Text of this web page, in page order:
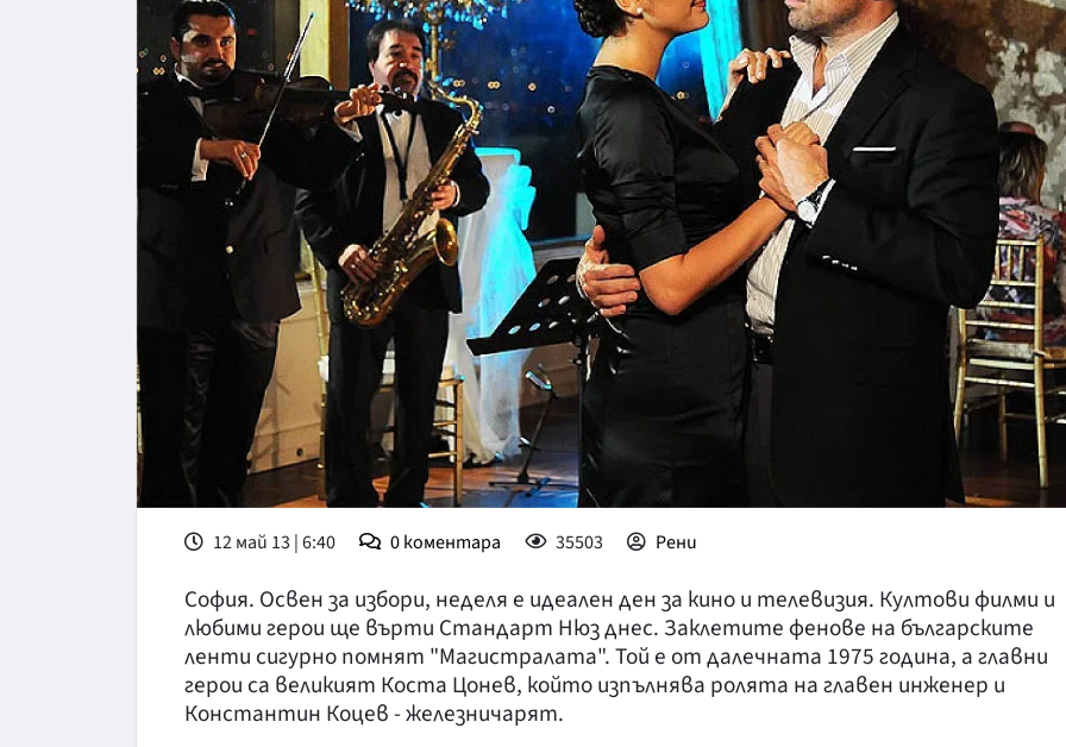
ДА! НА
КУЛТУРА
ПРАВОСЪДИЕ
КРИМИ
ВЯРА
ОБЯВИ
ВОЙНАТА В
ВРЕМЕТО
12 май 13 | 6:40 0коментара 35503 Рени
София. Освен за избори, неделя е идеален ден за кино и телевизия. Култови филми и
любими герои ще върти Стандарт Нюз днес. Заклетите фенове на българските
ленти сигурно помнят "Магистралата". Той е от далечната 1975 година, а главни
герои са великият Коста Цонев, който изпълнява ролята на главен инженер и
Константин Коцев - железничарят.